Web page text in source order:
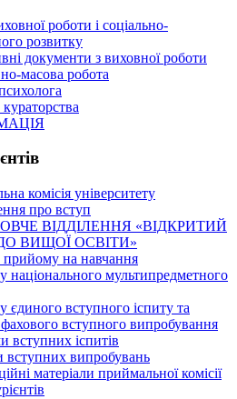
роботи і соціально-
розвитку
документи з виховної роботи
масова робота
кураторства
комісія університету
про вступ
ВІДДІЛЕННЯ «ВІДКРИТИЙ
ВИЩОЇ ОСВІТИ»
на навчання
національного мультипредметного
єдиного вступного іспиту та
вступного випробування
вступних іспитів
вступних випробувань
матеріали приймальної комісії